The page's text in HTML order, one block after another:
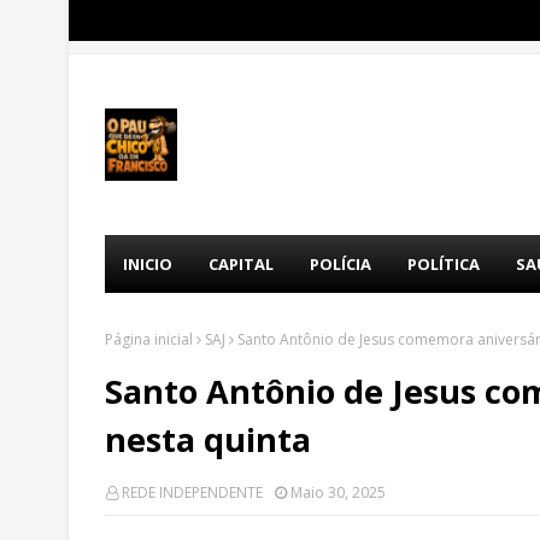
INICIO CAPITAL POLÍCIA POLÍTICA
Página inicial SAJ Santo Antônio de Jesus comemora
Santo Antônio de Jesus
nesta quinta
REDE INDEPENDENTE Maio 30, 2025